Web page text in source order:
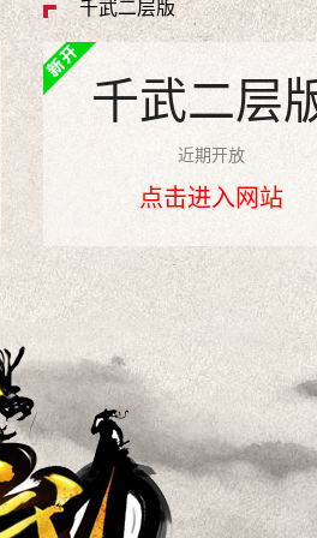
千武二层版
千武二层
近期开放
点击进入网站